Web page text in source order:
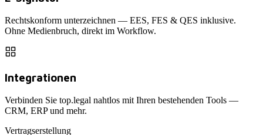
Rechtskonform unterzeichnen — EES, FES & QES inklusive.
Ohne Medienbruch, direkt im Workflow.
Integrationen
Verbinden Sie top.legal nahtlos mit Ihren bestehenden Tools —
CRM, ERP und mehr.
Vertragserstellung